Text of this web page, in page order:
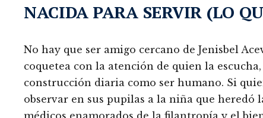
NACIDA PARA SERVIR (LO
No hay que ser amigo cercano de Jenisbel
coquetea con la atención de quien la
construcción diaria como ser humano. Si
observar en sus pupilas a la niña que heredó
médicos enamorados de la filantropía y el